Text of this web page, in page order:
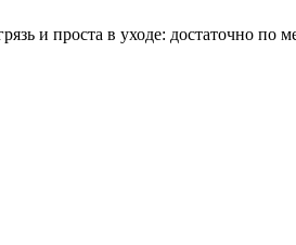
и проста в уходе: достаточно по